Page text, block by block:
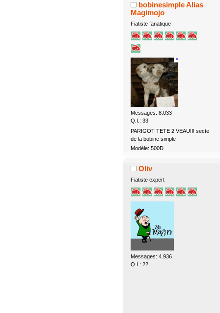
bobinesimple Alias
Magimojo
Fiatiste fanatique
Messages: 8.033
Q.I.: 33
PARIGOT TETE 2 VEAU!!! secte
de la bobine simple
Modèle: 500D
Oliv
Fiatiste expert
Messages: 4.936
Q.I.: 22